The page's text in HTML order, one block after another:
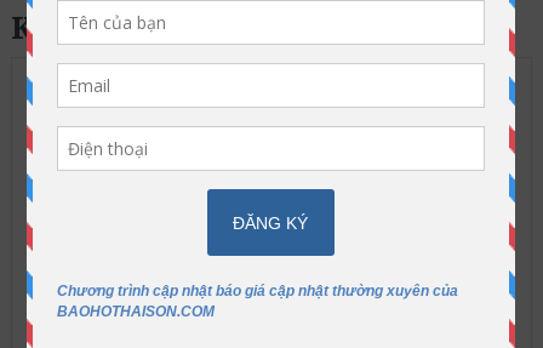
KÉO ĐA NĂNG HÀN QUỐC P300